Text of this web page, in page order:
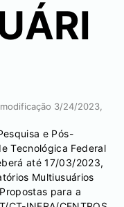
modificação 3/24/2023,
e Pós-
Tecnológica Federal
até 17/03/2023,
Multiusuários
para a